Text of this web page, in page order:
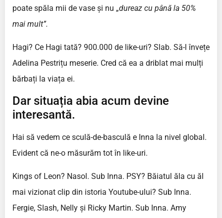
poate spăla mii de vase și nu „dureaz cu până la 50%
mai mult”.
Hagi? Ce Hagi tată? 900.000 de like-uri? Slab. Să-l învețe
Adelina Pestrițu meserie. Cred că ea a driblat mai mulți
bărbați la viața ei.
Dar situația abia acum devine
interesantă.
Hai să vedem ce sculă-de-basculă e Inna la nivel global.
Evident că ne-o măsurăm tot în like-uri.
Kings of Leon? Nasol. Sub Inna. PSY? Băiatul ăla cu ăl
mai vizionat clip din istoria Youtube-ului? Sub Inna.
Fergie, Slash, Nelly și Ricky Martin. Sub Inna. Amy